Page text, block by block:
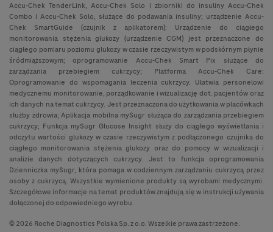
Accu-Chek TenderLink, Accu-Chek Solo i zbiorniki do insuliny Accu-Chek
Combo i Accu-Chek Solo, służące do podawania insuliny; urządzenie Accu-
Chek SmartGuide (czujnik z aplikatorem): Urządzenie do ciągłego
monitorowania stężenia glukozy (urządzenie CGM) jest przeznaczone do
ciągłego pomiaru poziomu glukozy w czasie rzeczywistym w podskórnym płynie
śródmiąższowym; oprogramowanie Accu-Chek Smart Pix służące do
zarządzania przebiegiem cukrzycy; Platforma Accu-Chek Care:
Oprogramowanie do wspomagania leczenia cukrzycy. Ułatwia personelowi
medycznemu monitorowanie, porządkowanie i wizualizację dot. pacjentów oraz
ich danych na temat cukrzycy. Jest przeznaczona do użytkowania w placówkach
służby zdrowia; Aplikacja mobilna mySugr służąca do zarządzania przebiegiem
cukrzycy; Funkcja mySugr Glucose Insight służy do ciągłego wyświetlania i
odczytu wartości glukozy w czasie rzeczywistym z podłączonego czujnika do
ciągłego monitorowania stężenia glukozy oraz do pomocy w wizualizacji i
analizie danych dotyczących cukrzycy. Jest to funkcja oprogramowania
Dzienniczka mySugr, która pomaga w codziennym zarządzaniu cukrzycą przez
osoby z cukrzycą. Wszystkie wymienione produkty są wyrobami medycznymi.
Szczegółowe informacje na temat produktów znajdują się w instrukcji używania
dołączonej do odpowiedniego wyrobu.
© 2026 Roche Diagnostics Polska Sp. z o.o. Wszelkie prawa zastrzeżone.